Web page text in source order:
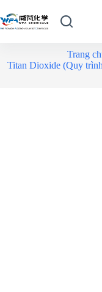
Trang
Titan Dioxide (Quy